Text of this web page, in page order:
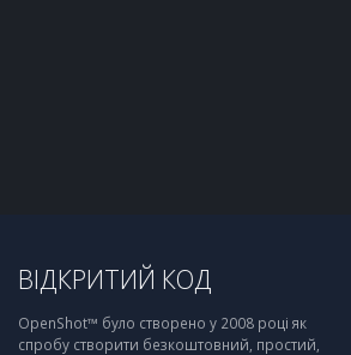
ВІДКРИТИЙ КОД
OpenShot™ було створено у 2008 році як
спробу створити безкоштовний, простий,